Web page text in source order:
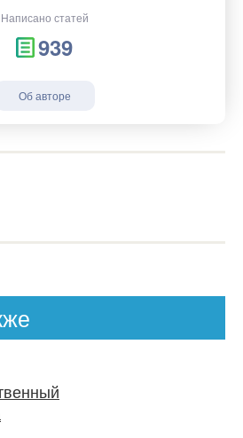
Написано статей
939
Об авторе